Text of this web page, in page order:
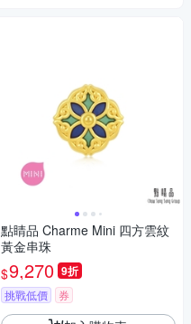
點睛品 Charme Mini 四方雲紋
黃金串珠
$9,270 9折
挑戰低價 券